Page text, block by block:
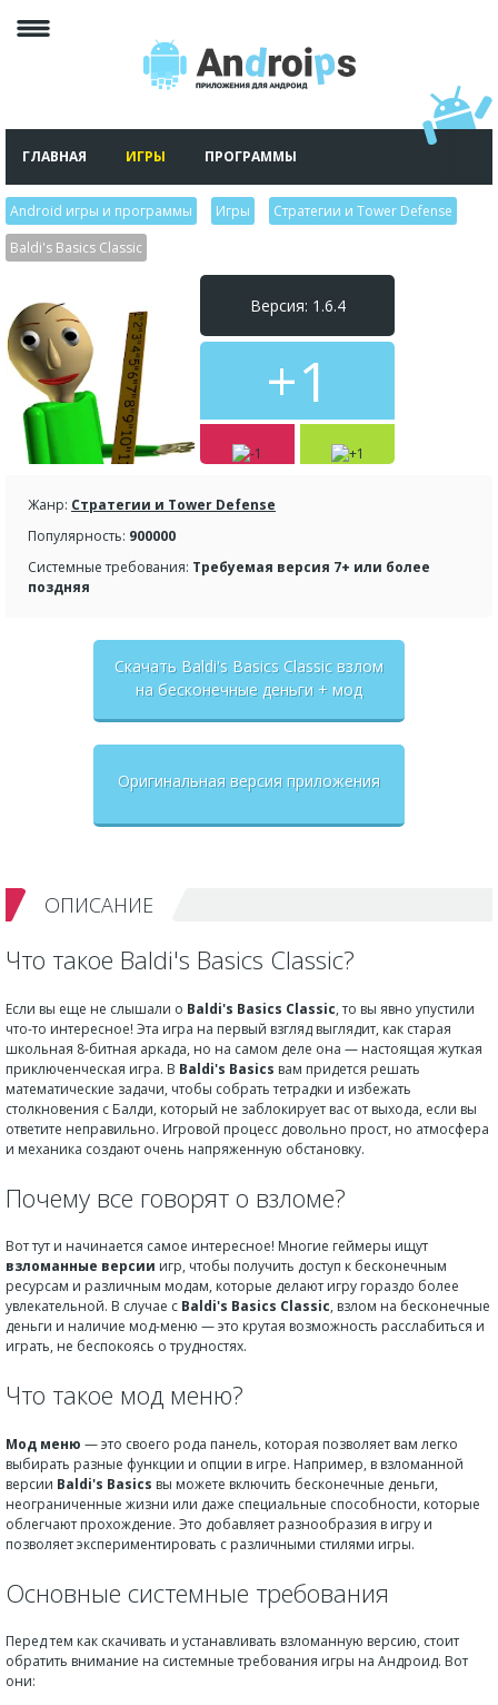
ГЛАВНАЯ ИГРЫ ПРОГРАММЫ
Android игры и программы Игры Стратегии и Tower Defense
Baldi's Basics Classic
Версия: 1.6.4
+1
Жанр: Стратегии и Tower Defense
Популярность: 900000
Системные требования: Требуемая версия 7+ или более
поздняя
Скачать Baldi's Basics Classic взлом
на бесконечные деньги + мод
Оригинальная версия приложения
ОПИСАНИЕ
Что такое Baldi's Basics Classic?
Если вы еще не слышали о Baldi's Basics Classic, то вы явно упустили
что-то интересное! Эта игра на первый взгляд выглядит, как старая
школьная 8-битная аркада, но на самом деле она — настоящая жуткая
приключенческая игра. В Baldi's Basics вам придется решать
математические задачи, чтобы собрать тетрадки и избежать
столкновения с Балди, который не заблокирует вас от выхода, если вы
ответите неправильно. Игровой процесс довольно прост, но атмосфера
и механика создают очень напряженную обстановку.
Почему все говорят о взломе?
Вот тут и начинается самое интересное! Многие геймеры ищут
взломанные версии игр, чтобы получить доступ к бесконечным
ресурсам и различным модам, которые делают игру гораздо более
увлекательной. В случае с Baldi's Basics Classic, взлом на бесконечные
деньги и наличие мод-меню — это крутая возможность расслабиться и
играть, не беспокоясь о трудностях.
Что такое мод меню?
Мод меню — это своего рода панель, которая позволяет вам легко
выбирать разные функции и опции в игре. Например, в взломанной
версии Baldi's Basics вы можете включить бесконечные деньги,
неограниченные жизни или даже специальные способности, которые
облегчают прохождение. Это добавляет разнообразия в игру и
позволяет экспериментировать с различными стилями игры.
Основные системные требования
Перед тем как скачивать и устанавливать взломанную версию, стоит
обратить внимание на системные требования игры на Андроид. Вот
они: